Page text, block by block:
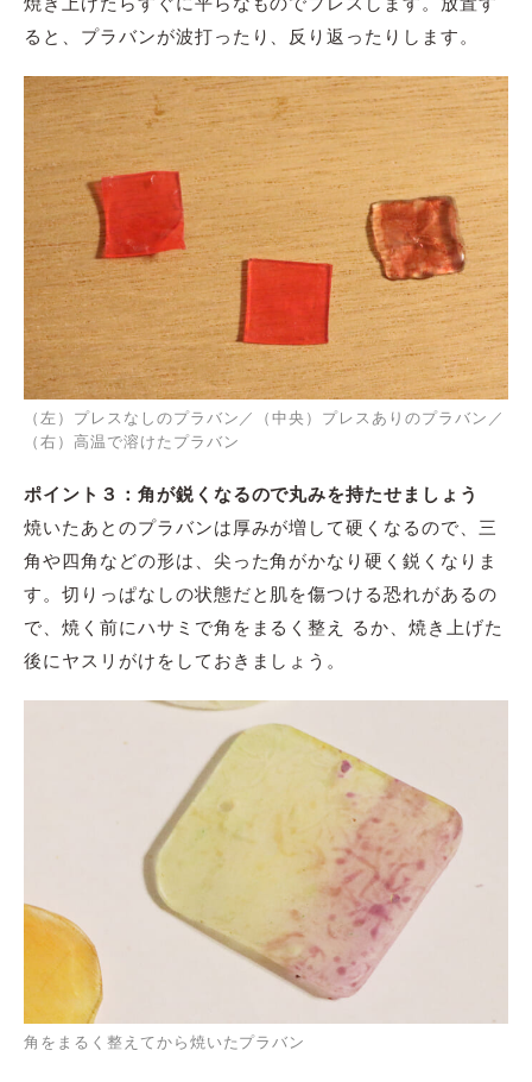
ると、プラバンが波打ったり、反り返ったりします。
（左）プレスなしのプラバン／（中央）プレスありのプラバン／
（右）高温で溶けたプラバン
ポイント３：角が鋭くなるので丸みを持たせましょう
焼いたあとのプラバンは厚みが増して硬くなるので、三
角や四角などの形は、尖った角がかなり硬く鋭くなりま
す。切りっぱなしの状態だと肌を傷つける恐れがあるの
で、焼く前にハサミで角をまるく整え るか、焼き上げた
後にヤスリがけをしておきましょう。
角をまるく整えてから焼いたプラバン